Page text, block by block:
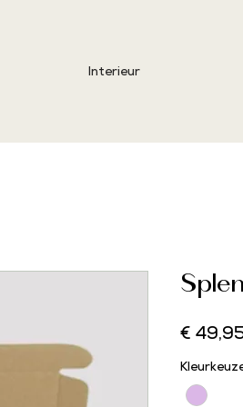
Interieur
€